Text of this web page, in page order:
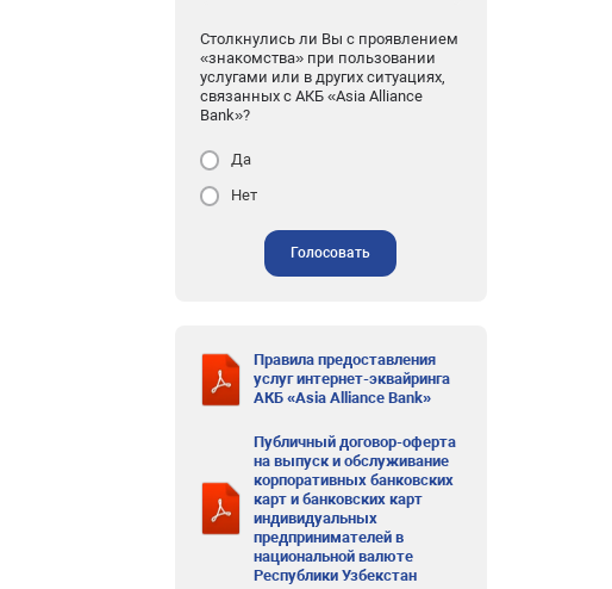
Столкнулись ли Вы с проявлением
«знакомства» при пользовании
услугами или в других ситуациях,
связанных с АКБ «Asia Alliance
Bank»?
Да
Нет
Голосовать
Правила предоставления
услуг интернет-эквайринга
АКБ «Asia Alliance Bank»
Публичный договор-оферта
на выпуск и обслуживание
корпоративных банковских
карт и банковских карт
индивидуальных
предпринимателей в
национальной валюте
Республики Узбекстан